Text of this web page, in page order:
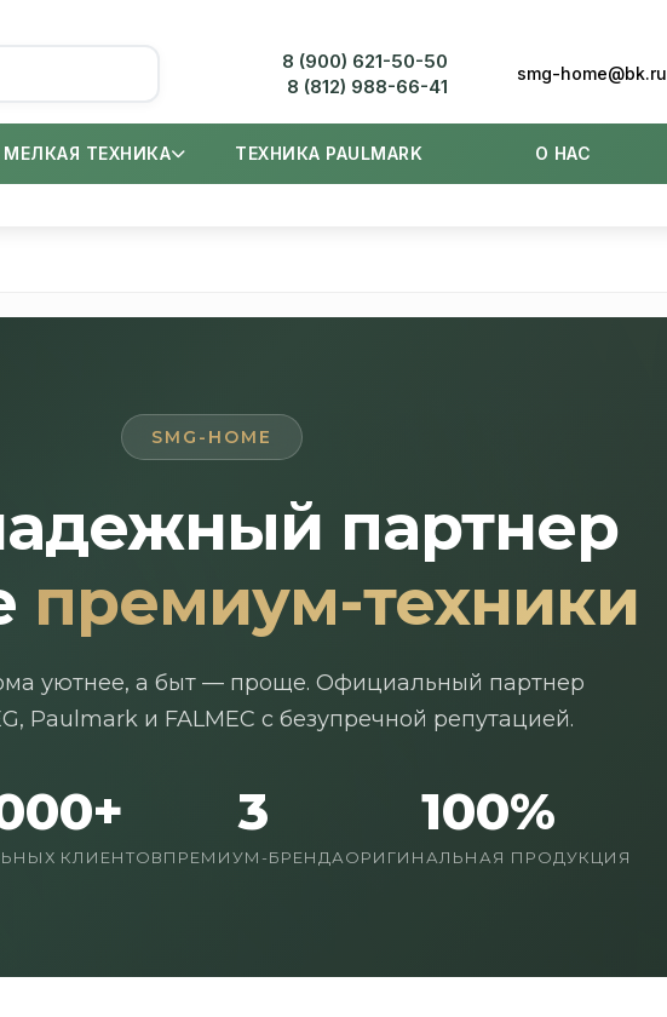
8 (900) 621-50-50
8 (812) 988-66-41
smg-home@bk.ru
МЕЛКАЯ ТЕХНИКА ТЕХНИКА PAULMARK О НАС
SMG-HOME
партнер
премиум-техники
уютнее, а быт — проще. Официальный партнер
Paulmark и FALMEC с безупречной репутацией.
КЛИЕНТОВ
3
ПРЕМИУМ-БРЕНДА
100%
ОРИГИНАЛЬНАЯ ПРОДУКЦИЯ